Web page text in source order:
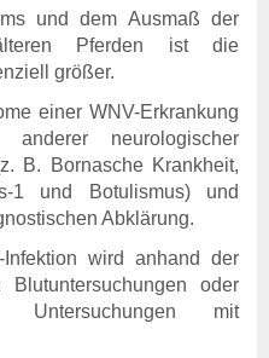
Aktuelles & Fachbeiträge
Tiergesundheitsprogramme
Projekte
Bienengesundheit
Allgemeines
Aktuelles und Fachbeiträge
Online-Service
Login
Benutzerhinweise
Rechtsgrundlagen
und dem Ausmaß der
Pferden ist die
größer.
einer WNV-Erkrankung
neurologischer
B. Bornasche Krankheit,
1 und Botulismus) und
Abklärung.
Infektion wird anhand der
oder
Untersuchungen mit